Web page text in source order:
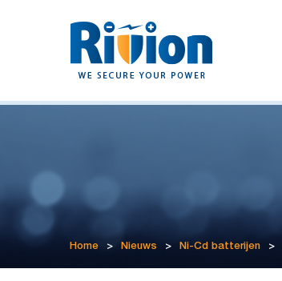
Home > Nieuws > Ni-Cd batterijen >